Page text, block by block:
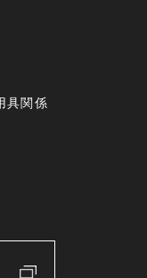
具関係